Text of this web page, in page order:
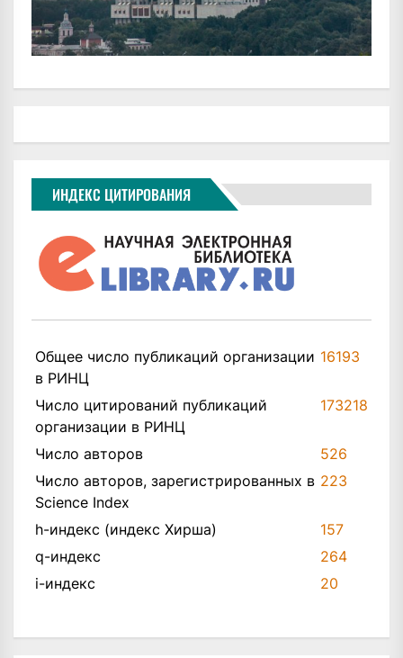
ИНДЕКС ЦИТИРОВАНИЯ
Общее число публикаций организации
в РИНЦ
16193
Число цитирований публикаций
организации в РИНЦ
173218
Число авторов
526
Число авторов, зарегистрированных в
Science Index
223
h-индекс (индекс Хирша)
157
q-индекс
264
i-индекс
20